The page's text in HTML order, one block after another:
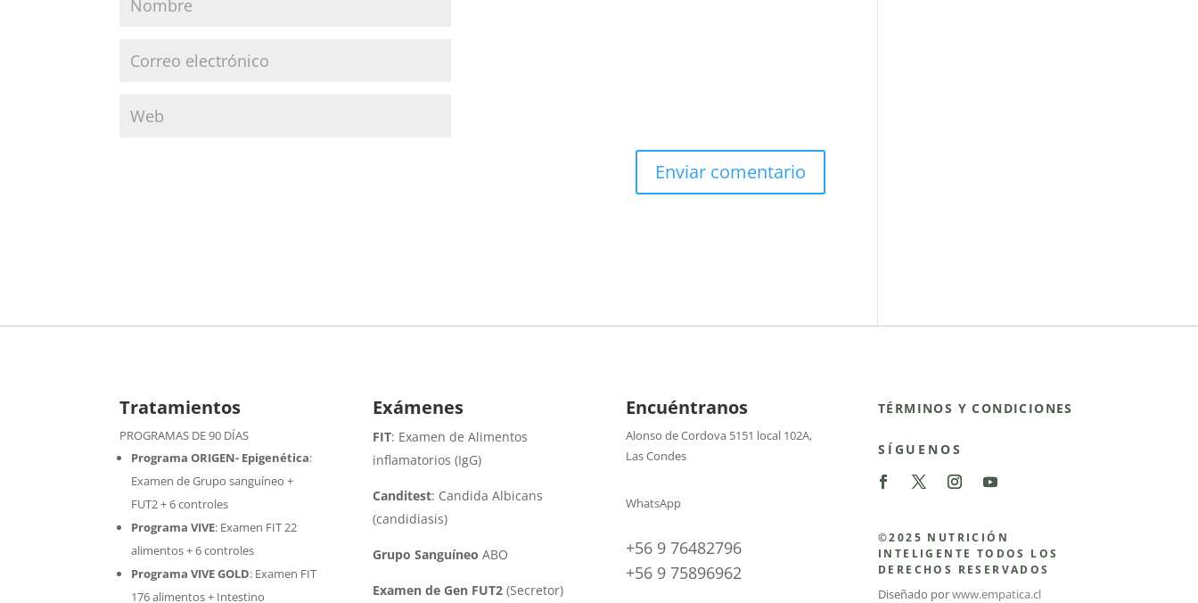
Tratamientos
PROGRAMAS DE 90 DÍAS
Programa ORIGEN- Epigenética:
Examen de Grupo sanguíneo +
FUT2 + 6 controles
Programa VIVE: Examen FIT 22
alimentos + 6 controles
Programa VIVE GOLD: Examen FIT
176 alimentos + Intestino
Exámenes
FIT: Examen de Alimentos
inflamatorios (IgG)
Canditest: Candida Albicans
(candidiasis)
Grupo Sanguíneo ABO
Examen de Gen FUT2(Secretor)
Encuéntranos
Alonso de Cordova 5151 local 102A,
Las Condes
WhatsApp
+56 9 76482796
+56 9 75896962
TÉRMINOS Y CONDICIONES
SÍGUENOS
©2025 NUTRICIÓN
INTELIGENTE TODOS LOS
DERECHOS RESERVADOS
Diseñado porwww.empatica.cl